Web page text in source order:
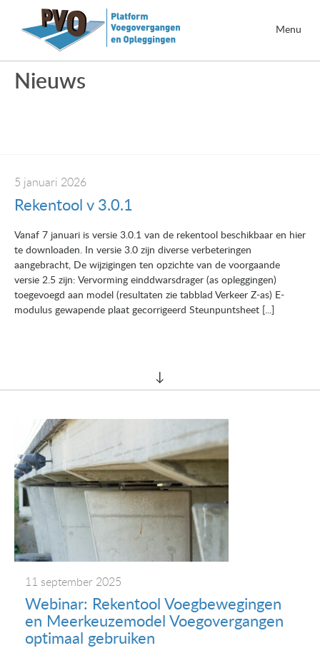
Menu
Nieuws
5 januari 2026
Rekentool v 3.0.1
Vanaf 7 januari is versie 3.0.1 van de rekentool beschikbaar en hier
te downloaden. In versie 3.0 zijn diverse verbeteringen
aangebracht, De wijzigingen ten opzichte van de voorgaande
versie 2.5 zijn: Vervorming einddwarsdrager (as opleggingen)
toegevoegd aan model (resultaten zie tabblad Verkeer Z-as) E-
modulus gewapende plaat gecorrigeerd Steunpuntsheet [...]
11 september 2025
Webinar: Rekentool Voegbewegingen
en Meerkeuzemodel Voegovergangen
optimaal gebruiken